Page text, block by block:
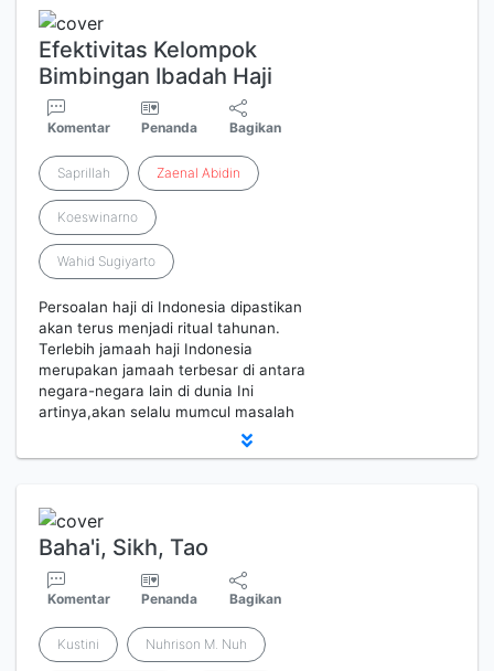
Efektivitas Kelompok
Bimbingan Ibadah Haji
Komentar Penanda Bagikan
Saprillah Zaenal Abidin
Koeswinarno
Wahid Sugiyarto
Persoalan haji di Indonesia dipastikan
akan terus menjadi ritual tahunan.
Terlebih jamaah haji Indonesia
merupakan jamaah terbesar di antara
negara-negara lain di dunia Ini
artinya,akan selalu mumcul masalah
Baha'i, Sikh, Tao
Komentar Penanda Bagikan
Kustini Nuhrison M. Nuh